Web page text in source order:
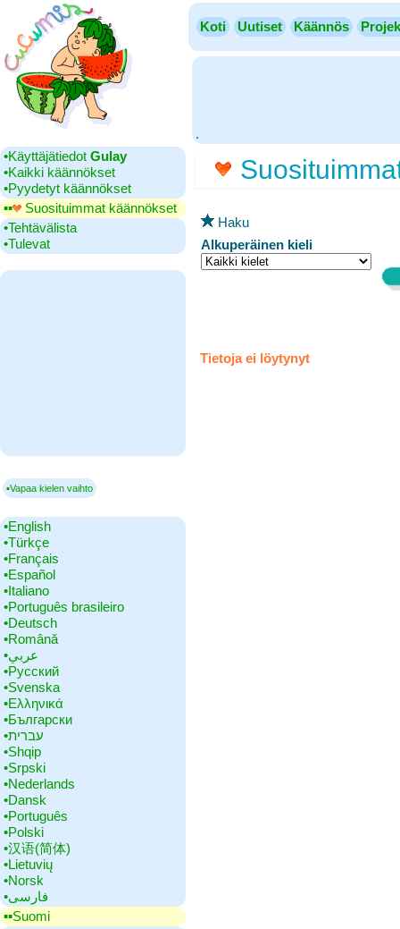
Koti Uutiset Käännös
.
•‎Käyttäjätiedot Gulay
•‎Kaikki käännökset
•‎Pyydetyt käännökset
▪▪‎
Suosituimmat käännökset
•‎Tehtävälista
•‎Tulevat
▪Vapaa kielen vaihto
•‎English
•‎Türkçe
•‎Français
•‎Español
•‎Italiano
•‎Português brasileiro
•‎Deutsch
•‎Română
•‎عربي
•‎Русский
•‎Svenska
•‎Ελληνικά
•‎Български
•‎עברית
•‎Shqip
•‎Srpski
•‎Nederlands
•‎Dansk
•‎Português
•‎Polski
•‎汉语(简体)
•‎Lietuvių
•‎Norsk
•‎فارسی
▪▪‎Suomi
Haku
Alkuperäinen kieli
Tietoja ei löytynyt